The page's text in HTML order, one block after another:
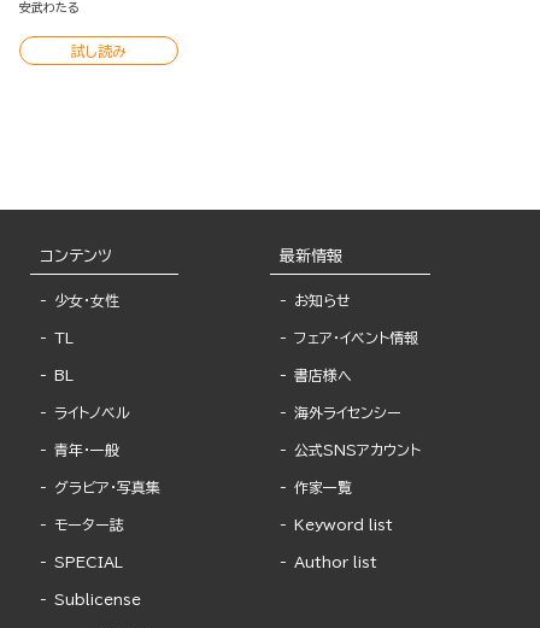
安武わたる
試し読み
コンテンツ
少女・女性
TL
BL
ライトノベル
青年・一般
グラビア・写真集
モーター誌
SPECIAL
Sublicense
最新情報
お知らせ
フェア・イベント情報
書店様へ
海外ライセンシー
公式SNSアカウント
作家一覧
Keyword list
Author list